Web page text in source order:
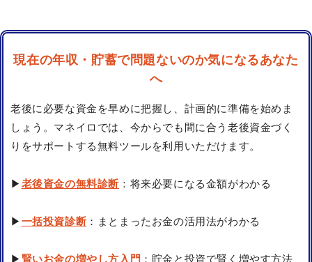
現在の年収・貯蓄で問題ないのか気になるあなた
へ
老後に必要な資金を早めに把握し、計画的に準備を始めま
しょう。マネイロでは、今からでも間に合う老後資金づく
りをサポートする無料ツールを利用いただけます。
▶ 老後資金の無料診断 ：将来必要になる金額がわかる
▶ 一括投資診断：まとまったお金の活用法がわかる
▶ 賢いお金の増やし方入門 ：貯金と投資で賢く増やす方法